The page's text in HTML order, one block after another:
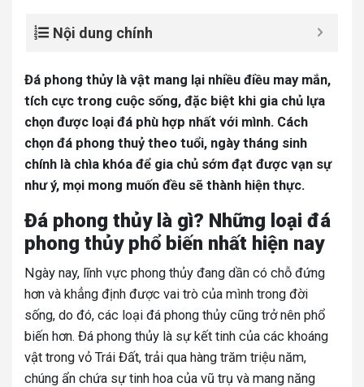
Nội dung chính
Đá phong thủy là vật mang lại nhiều điều may mắn,
tích cực trong cuộc sống, đặc biệt khi gia chủ lựa
chọn được loại đá phù hợp nhất với mình. Cách
chọn đá phong thuỷ theo tuổi, ngày tháng sinh
chính là chìa khóa để gia chủ sớm đạt được vạn sự
như ý, mọi mong muốn đều sẽ thành hiện thực.
Đá phong thủy là gì? Những loại đá
phong thủy phổ biến nhất hiện nay
Ngày nay, lĩnh vực phong thủy đang dần có chỗ đứng
hơn và khẳng định được vai trò của mình trong đời
sống, do đó, các loại đá phong thủy cũng trở nên phổ
biến hơn. Đá phong thủy là sự kết tinh của các khoáng
vật trong vỏ Trái Đất, trải qua hàng trăm triệu năm,
chúng ẩn chứa sự tinh hoa của vũ trụ và mang năng